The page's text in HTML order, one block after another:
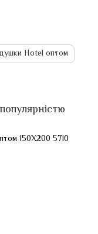
Hotel оптом